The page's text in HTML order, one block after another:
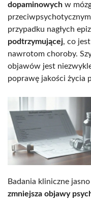
dopaminowych w
przypadku nagłych
podtrzymującej, co
nawrotom choroby.
objawów jest
poprawę jakości życia
Badania kliniczne
zmniejsza objawy